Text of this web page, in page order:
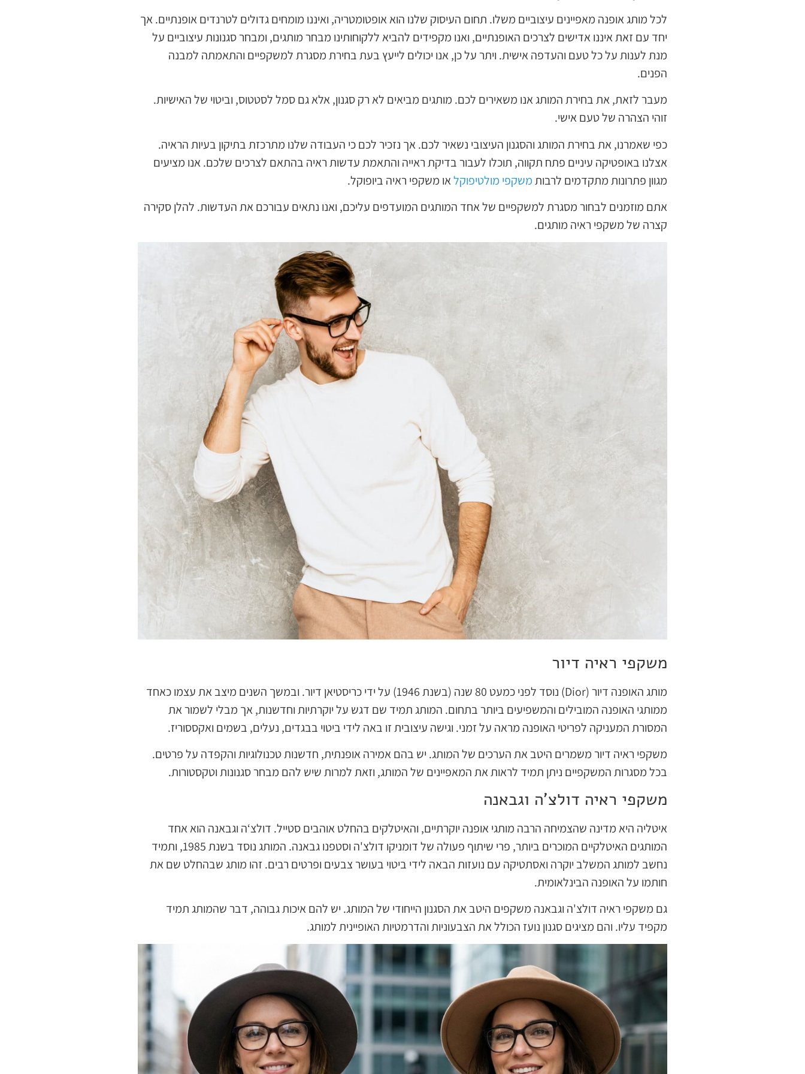
לכל מותג אופנה מאפיינים עיצוביים משלו. תחום העיסוק שלנו הוא אופטומטריה, ואיננו מומחים גדולים לטרנדים אופנתיים. אך
יחד עם זאת איננו אדישים לצרכים האופנתיים, ואנו מקפידים להביא ללקוחותינו מבחר מותגים, ומבחר סגנונות עיצוביים על
מנת לענות על כל טעם והעדפה אישית. ויתר על כן, אנו יכולים לייעץ בעת בחירת מסגרת למשקפיים והתאמתה למבנה
הפנים.
מעבר לזאת, את בחירת המותג אנו משאירים לכם. מותגים מביאים לא רק סגנון, אלא גם סמל לסטטוס, וביטוי של האישיות.
זוהי הצהרה של טעם אישי.
כפי שאמרנו, את בחירת המותג והסגנון העיצובי נשאיר לכם. אך נזכיר לכם כי העבודה שלנו מתרכזת בתיקון בעיות הראיה.
אצלנו באופטיקה עיניים פתח תקווה, תוכלו לעבור בדיקת ראייה והתאמת עדשות ראיה בהתאם לצרכים שלכם. אנו מציעים
מגוון פתרונות מתקדמים לרבותמשקפי מולטיפוקלאו משקפי ראיה ביופוקל.
אתם מוזמנים לבחור מסגרת למשקפיים של אחד המותגים המועדפים עליכם, ואנו נתאים עבורכם את העדשות. להלן סקירה
קצרה של משקפי ראיה מותגים.
משקפי ראיה דיור
מותג האופנה דיור (Dior) נוסד לפני כמעט 80 שנה (בשנת 1946) על ידי כריסטיאן דיור. ובמשך השנים מיצב את עצמו כאחד
ממותגי האופנה המובילים והמשפיעים ביותר בתחום. המותג תמיד שם דגש על יוקרתיות וחדשנות, אך מבלי לשמור את
המסורת המעניקה לפריטי האופנה מראה על זמני. וגישה עיצובית זו באה לידי ביטוי בבגדים, נעלים, בשמים ואקססוריז.
משקפי ראיה דיור משמרים היטב את הערכים של המותג. יש בהם אמירה אופנתית, חדשנות טכנולוגיות והקפדה על פרטים.
בכל מסגרות המשקפיים ניתן תמיד לראות את המאפיינים של המותג, וזאת למרות שיש להם מבחר סגנונות וטקסטורות.
משקפי ראיה דולצ'ה וגבאנה
איטליה היא מדינה שהצמיחה הרבה מותגי אופנה יוקרתיים, והאיטלקים בהחלט אוהבים סטייל. דולצ‘ה וגבאנה הוא אחד
המותגים האיטלקיים המוכרים ביותר, פרי שיתוף פעולה של דומניקו דולצ'ה וסטפנו גבאנה. המותג נוסד בשנת 1985, ותמיד
נחשב למותג המשלב יוקרה ואסתטיקה עם נועזות הבאה לידי ביטוי בעושר צבעים ופרטים רבים. זהו מותג שבהחלט שם את
חותמו על האופנה הבינלאומית.
גם משקפי ראיה דולצ'ה וגבאנה משקפים היטב את הסגנון הייחודי של המותג. יש להם איכות גבוהה, דבר שהמותג תמיד
מקפיד עליו. והם מציגים סגנון נועז הכולל את הצבעוניות והדרמטיות האופיינית למותג.